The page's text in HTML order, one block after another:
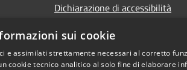
Dichiarazione di accessibilità
Informativa sulla
sui cookie
e assimilati strettamente necessari al corretto
cookie tecnico analitico al solo fine di elaborare